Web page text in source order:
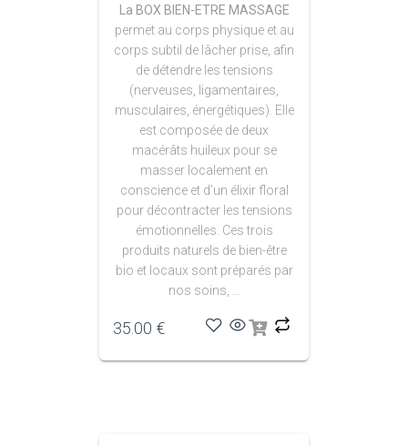
La BOX BIEN-ETRE MASSAGE
permet au corps physique et au
corps subtil de lâcher prise, afin
de détendre les tensions
(nerveuses, ligamentaires,
musculaires, énergétiques). Elle
est composée de deux
macérâts huileux pour se
masser localement en
conscience et d’un élixir floral
pour décontracter les tensions
émotionnelles. Ces trois
produits naturels de bien-être
bio et locaux sont préparés par
nos soins, …
35.00 €